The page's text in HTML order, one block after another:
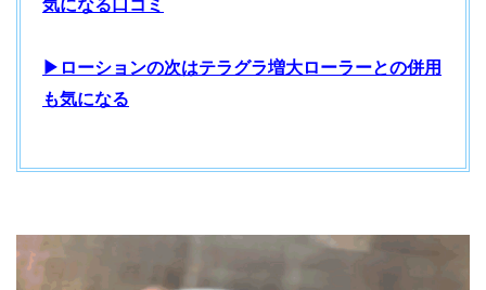
気になる口コミ
▶ローションの次はテラグラ増大ローラーとの併用
も気になる